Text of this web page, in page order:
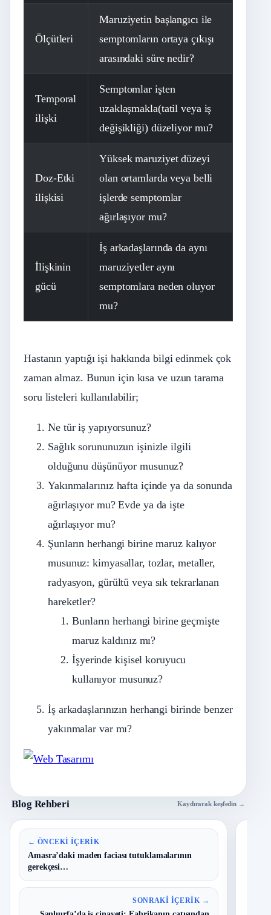
Ölçütleri
Maruziyetin başlangıcı ile
semptomların ortaya çıkışı
arasındaki süre nedir?
Temporal
ilişki
Semptomlar işten
uzaklaşmakla(tatil veya iş
değişikliği) düzeliyor mu?
Doz-Etki
ilişkisi
Yüksek maruziyet düzeyi
olan ortamlarda veya belli
işlerde semptomlar
ağırlaşıyor mu?
İlişkinin
gücü
İş arkadaşlarında da aynı
maruziyetler aynı
semptomlara neden oluyor
mu?
Hastanın yaptığı işi hakkında bilgi edinmek çok
zaman almaz. Bunun için kısa ve uzun tarama
soru listeleri kullanılabilir;
Ne tür iş yapıyorsunuz?
Sağlık sorununuzun işinizle ilgili
olduğunu düşünüyor musunuz?
Yakınmalarınız hafta içinde ya da sonunda
ağırlaşıyor mu? Evde ya da işte
ağırlaşıyor mu?
Şunların herhangi birine maruz kalıyor
musunuz: kimyasallar, tozlar, metaller,
radyasyon, gürültü veya sık tekrarlanan
hareketler?
Bunların herhangi birine geçmişte
maruz kaldınız mı?
İşyerinde kişisel koruyucu
kullanıyor musunuz?
İş arkadaşlarınızın herhangi birinde benzer
yakınmalar var mı?
Blog Rehberi Kaydırarak keşfedin →
← ÖNCEKI İÇERIK
Amasra’daki maden faciası tutuklamalarının
gerekçesi…
SONRAKI İÇERIK →